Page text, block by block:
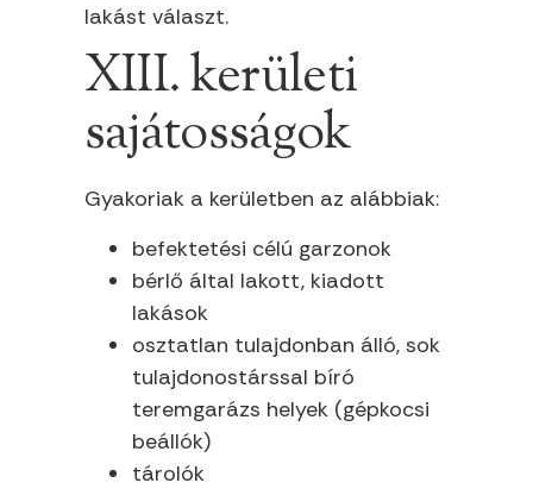
lakást választ.
XIII. kerületi
sajátosságok
Gyakoriak a kerületben az alábbiak:
befektetési célú garzonok
bérlő által lakott, kiadott
lakások
osztatlan tulajdonban álló, sok
tulajdonostárssal bíró
teremgarázs helyek (gépkocsi
beállók)
tárolók